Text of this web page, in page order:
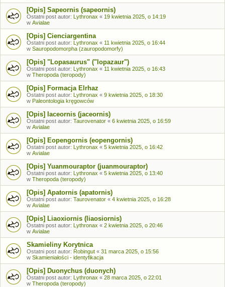
[Opis] Sapeornis (sapeornis)
Ostatni post autor: Lythronax « 19 kwietnia 2025, o 14:19
w Avialae
[Opis] Cienciargentina
Ostatni post autor: Lythronax « 11 kwietnia 2025, o 16:44
w Sauropodomorpha (zauropodomorfy)
[Opis] "Lopasaurus" ("lopazaur")
Ostatni post autor: Lythronax « 11 kwietnia 2025, o 16:43
w Theropoda (teropody)
[Opis] Formacja Elrhaz
Ostatni post autor: Lythronax « 9 kwietnia 2025, o 18:30
w Paleontologia kręgowców
[Opis] Iaceornis (jaceornis)
Ostatni post autor: Taurovenator « 6 kwietnia 2025, o 16:59
w Avialae
[Opis] Eopengornis (eopengornis)
Ostatni post autor: Lythronax « 5 kwietnia 2025, o 16:42
w Avialae
[Opis] Yuanmouraptor (juanmouraptor)
Ostatni post autor: Lythronax « 5 kwietnia 2025, o 13:40
w Theropoda (teropody)
[Opis] Apatornis (apatornis)
Ostatni post autor: Taurovenator « 4 kwietnia 2025, o 16:28
w Avialae
[Opis] Liaoxiornis (liaosiornis)
Ostatni post autor: Lythronax « 2 kwietnia 2025, o 20:46
w Avialae
Skamieliny Korytnica
Ostatni post autor: Robingut « 31 marca 2025, o 15:56
w Skamieniałości - identyfikacja
[Opis] Duonychus (duonych)
Ostatni post autor: Lythronax « 28 marca 2025, o 22:01
w Theropoda (teropody)